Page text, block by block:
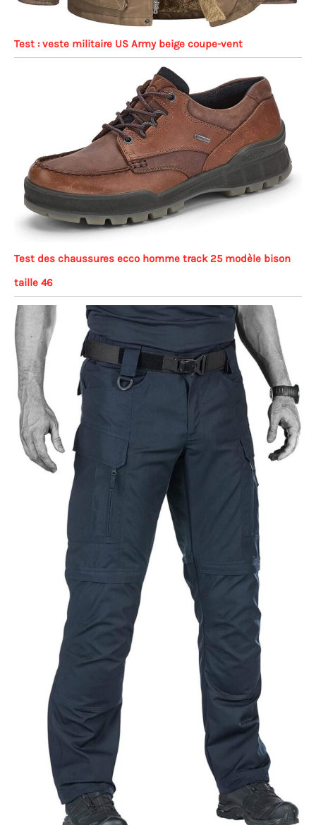
Test : veste militaire US Army beige coupe-vent
Test des chaussures ecco homme track 25 modèle bison
taille 46